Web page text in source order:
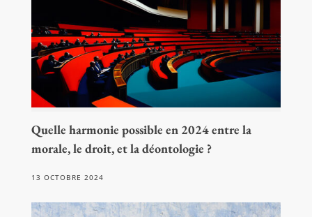
Quelle harmonie possible en 2024 entre la
morale, le droit, et la déontologie ?
13 OCTOBRE 2024